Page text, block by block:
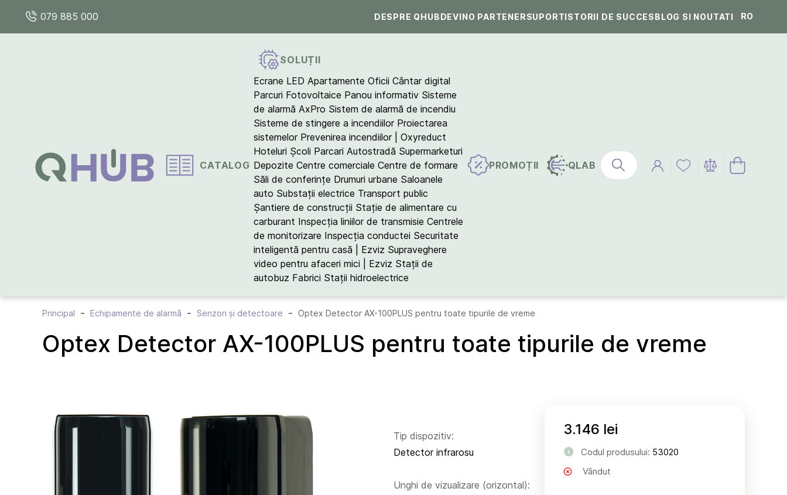
079 885 000 DESPRE QHUBDEVINO PARTENERSUPORTISTORII DE SUCCESBLOG SI NOUTATI RO
CATALOG
SOLUȚII
Ecrane LED Apartamente Oficii Cântar digital
Parcuri Fotovoltaice Panou informativ Sisteme
de alarmă AxPro Sistem de alarmă de incendiu
Sisteme de stingere a incendiilor Proiectarea
sistemelor Prevenirea incendiilor | Oxyreduct
Hoteluri Școli Parcari Autostradă Supermarketuri
Depozite Centre comerciale Centre de formare
Săli de conferințe Drumuri urbane Saloanele
auto Substații electrice Transport public
Șantiere de construcții Stație de alimentare cu
carburant Inspecția liniilor de transmisie Centrele
de monitorizare Inspecția conductei Securitate
inteligentă pentru casă | Ezviz Supraveghere
video pentru afaceri mici | Ezviz Stații de
autobuz Fabrici Stații hidroelectrice
PROMOȚII QLAB
Principal Echipamente de alarmă Senzori și detectoare Optex Detector AX-100PLUS pentru toate tipurile de vreme
Optex Detector AX-100PLUS pentru toate tipurile de vreme
Tip dispozitiv:
Detector infrarosu
Unghi de vizualizare (orizontal):
3.146 lei
Codul produsului: 53020
Vândut